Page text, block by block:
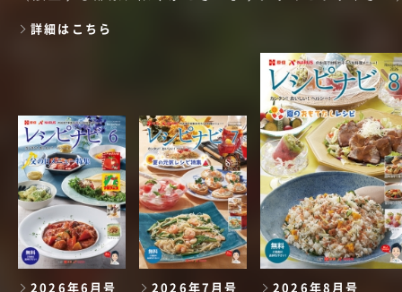
詳細はこちら
2026年6月号 2026年7月号 2026年8月号